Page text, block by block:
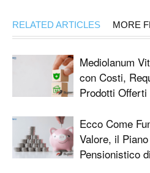
RELATED ARTICLES MORE
Mediolanum
con Costi,
Prodotti Offerti
Ecco Come
Valore, il
Pensionistico